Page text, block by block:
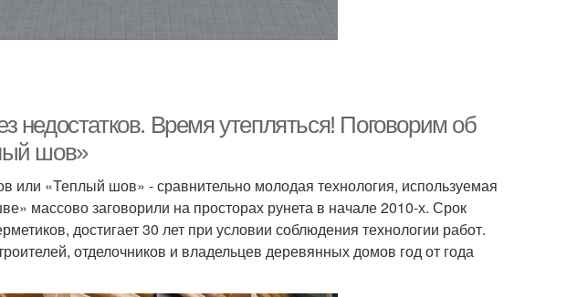
недостатков. Время утепляться! Поговорим об
шов»
или «Теплый шов» - сравнительно молодая технология, используемая
массово заговорили на просторах рунета в начале 2010-х. Срок
достигает 30 лет при условии соблюдения технологии работ.
отделочников и владельцев деревянных домов год от года